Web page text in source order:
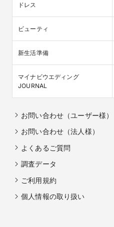
ドレス
ビューティ
新生活準備
マイナビウエディング
JOURNAL
お問い合わせ（ユーザー様）
お問い合わせ（法人様）
よくあるご質問
調査データ
ご利用規約
個人情報の取り扱い